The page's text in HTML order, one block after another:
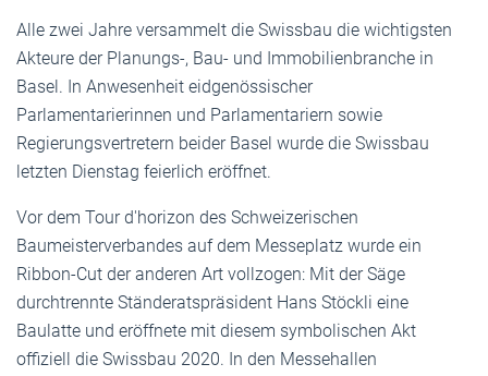
Alle zwei Jahre versammelt die Swissbau die wichtigsten
Akteure der Planungs-, Bau- und Immobilienbranche in
Basel. In Anwesenheit eidgenössischer
Parlamentarierinnen und Parlamentariern sowie
Regierungsvertretern beider Basel wurde die Swissbau
letzten Dienstag feierlich eröffnet.
Vor dem Tour d'horizon des Schweizerischen
Baumeisterverbandes auf dem Messeplatz wurde ein
Ribbon-Cut der anderen Art vollzogen: Mit der Säge
durchtrennte Ständeratspräsident Hans Stöckli eine
Baulatte und eröffnete mit diesem symbolischen Akt
offiziell die Swissbau 2020. In den Messehallen